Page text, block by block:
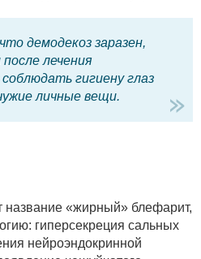
демодекоз заразен,
лечения
гигиену глаз
личные вещи.
название «жирный» блефарит,
гиперсекреция сальных
нейроэндокринной